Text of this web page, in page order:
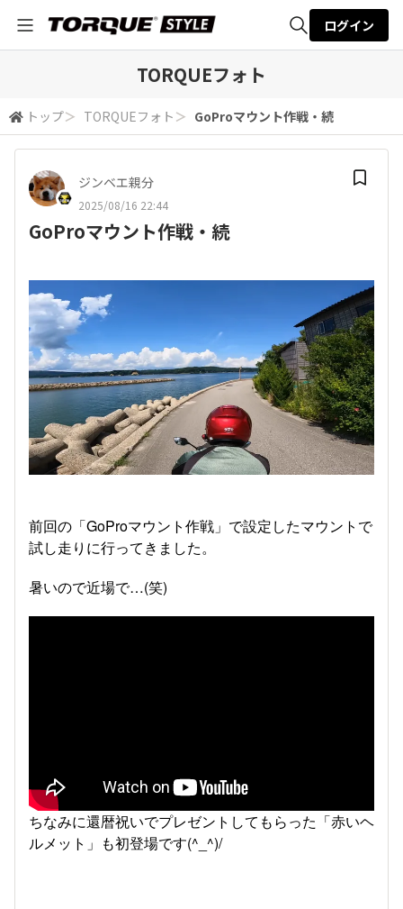
検索
ログイン
TORQUEフォト
トップ＞ TORQUEフォト ＞ GoProマウント作戦・続
ジンベエ親分
2025/08/16 22:44
GoProマウント作戦・続
前回の「GoProマウント作戦」で設定したマウントで
試し走りに行ってきました。
暑いので近場で…(笑)
ちなみに還暦祝いでプレゼントしてもらった「赤いヘ
ルメット」も初登場です(^_^)/